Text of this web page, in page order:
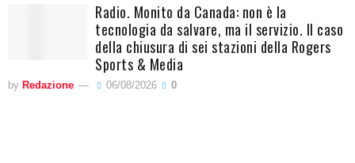
Radio. Monito da Canada: non è la
tecnologia da salvare, ma il servizio. Il caso
della chiusura di sei stazioni della Rogers
Sports & Media
by Redazione 06/08/2026 0